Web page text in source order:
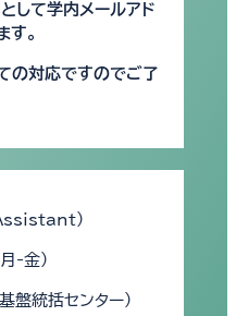
して学内メールアド
す。
の対応ですのでご了
）
-金）
盤統括センター）